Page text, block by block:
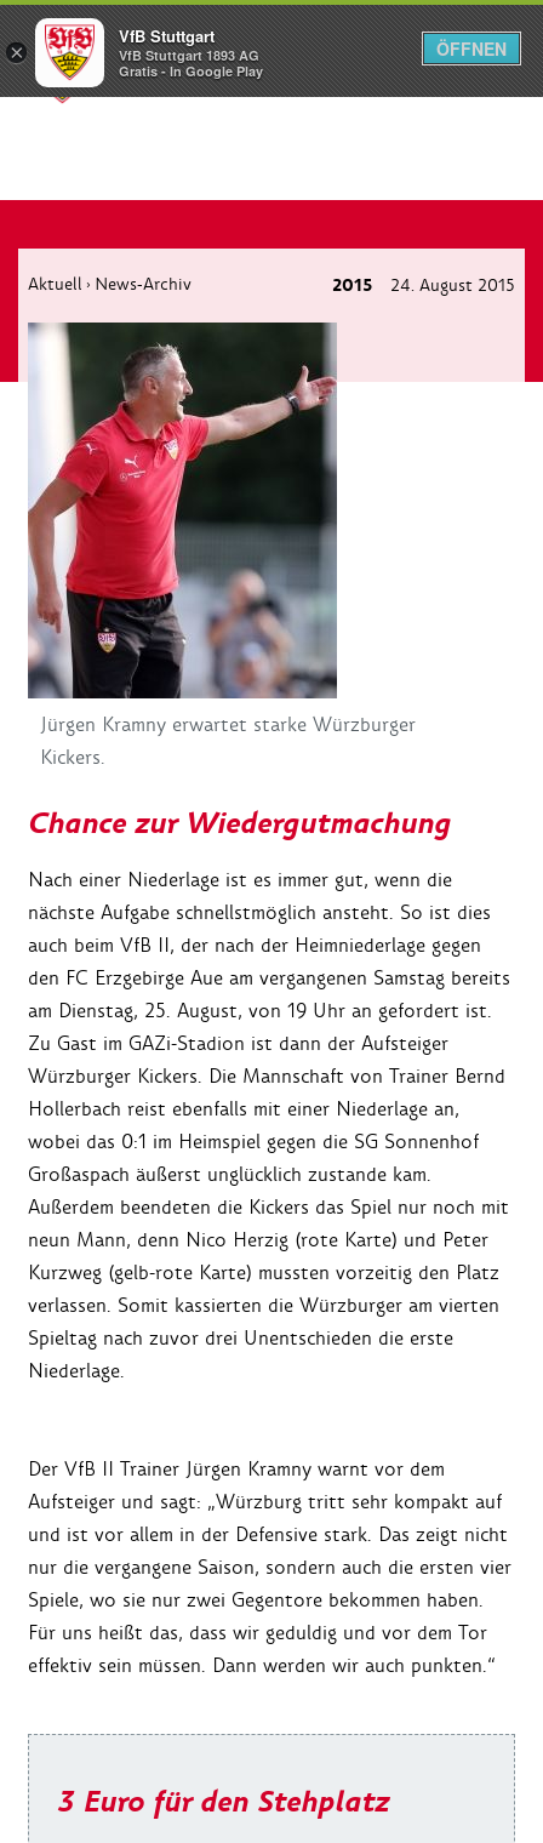
Menü
Aktuell › News-Archiv 2015 24. August 2015
Jürgen Kramny erwartet starke Würzburger
Kickers.
Chance zur Wiedergutmachung
Nach einer Niederlage ist es immer gut, wenn die
nächste Aufgabe schnellstmöglich ansteht. So ist dies
auch beim VfB II, der nach der Heimniederlage gegen
den FC Erzgebirge Aue am vergangenen Samstag bereits
am Dienstag, 25. August, von 19 Uhr an gefordert ist.
Zu Gast im GAZi-Stadion ist dann der Aufsteiger
Würzburger Kickers. Die Mannschaft von Trainer Bernd
Hollerbach reist ebenfalls mit einer Niederlage an,
wobei das 0:1 im Heimspiel gegen die SG Sonnenhof
Großaspach äußerst unglücklich zustande kam.
Außerdem beendeten die Kickers das Spiel nur noch mit
neun Mann, denn Nico Herzig (rote Karte) und Peter
Kurzweg (gelb-rote Karte) mussten vorzeitig den Platz
verlassen. Somit kassierten die Würzburger am vierten
Spieltag nach zuvor drei Unentschieden die erste
Niederlage.
Der VfB II Trainer Jürgen Kramny warnt vor dem
Aufsteiger und sagt: „Würzburg tritt sehr kompakt auf
und ist vor allem in der Defensive stark. Das zeigt nicht
nur die vergangene Saison, sondern auch die ersten vier
Spiele, wo sie nur zwei Gegentore bekommen haben.
Für uns heißt das, dass wir geduldig und vor dem Tor
effektiv sein müssen. Dann werden wir auch punkten.“
3 Euro für den Stehplatz
×
VfB Stuttgart
VfB Stuttgart 1893 AG
Gratis - In Google Play
ÖFFNEN